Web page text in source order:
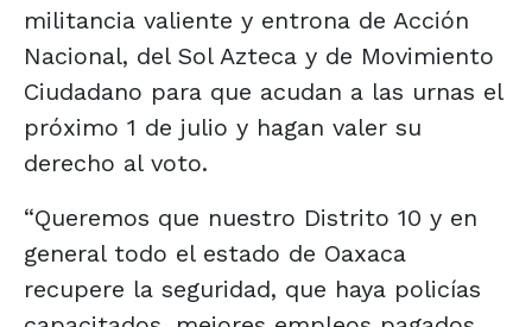
militancia valiente y entrona de Acción
Nacional, del Sol Azteca y de Movimiento
Ciudadano para que acudan a las urnas el
próximo 1 de julio y hagan valer su
derecho al voto.
“Queremos que nuestro Distrito 10 y en
general todo el estado de Oaxaca
recupere la seguridad, que haya policías